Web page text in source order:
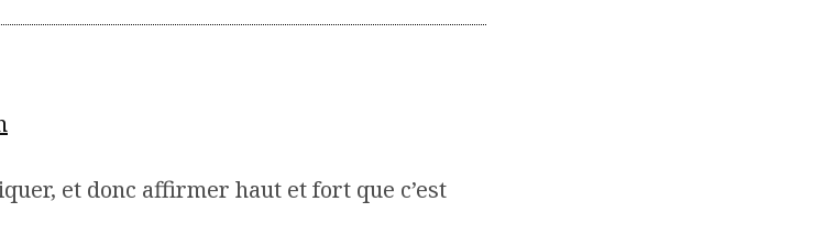
et donc affirmer haut et fort que c’est